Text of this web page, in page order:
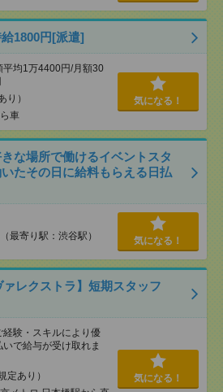
1800円[派遣]
均1万4400円/月額30
り）
車
気になる！
な場所で働けるイベントスタ
たその日に給料もらえる日払
最寄り駅：渋谷駅） 気になる！
ァレクストラ】短期スタッフ
験・スキルにより優
で給与が受け取れま
定あり）
気になる！